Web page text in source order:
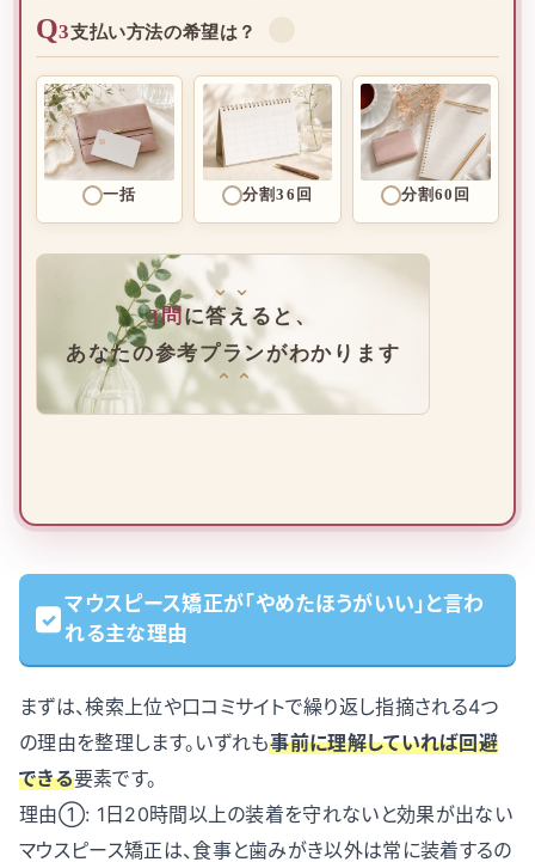
Q3支払い方法の希望は？
一括 分割36回 分割60回
⌄⌄
3問に答えると、
あなたの参考プランがわかります
⌄⌄
マウスピース矯正が「やめたほうがいい」と言わ
れる主な理由
まずは、検索上位や口コミサイトで繰り返し指摘される4つ
の理由を整理します。いずれも事前に理解していれば回避
できる要素です。
理由①: 1日20時間以上の装着を守れないと効果が出ない
マウスピース矯正は、食事と歯みがき以外は常に装着するの